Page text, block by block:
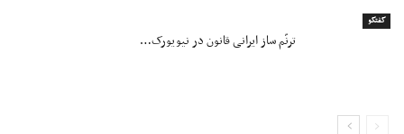
گفتگو
ترنّم ساز ایرانی قانون در نیویورک…